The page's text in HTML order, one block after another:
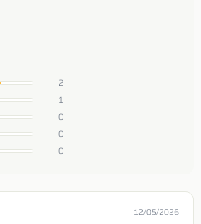
2
1
0
0
0
12/05/2026